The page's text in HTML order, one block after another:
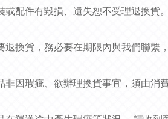
或配件有毀損、遺失恕不受理退換貨
退換貨，務必要在期限內與我們聯繫
非因瑕疵、欲辦理換貨事宜，須由消